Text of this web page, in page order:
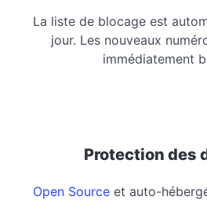
La liste de blocage est
jour. Les nouveaux
immédiatement
Protection des
Open Source et auto-